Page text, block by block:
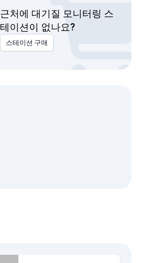
근처에 대기질 모니터링 스
테이션이 없나요?
스테이션 구매